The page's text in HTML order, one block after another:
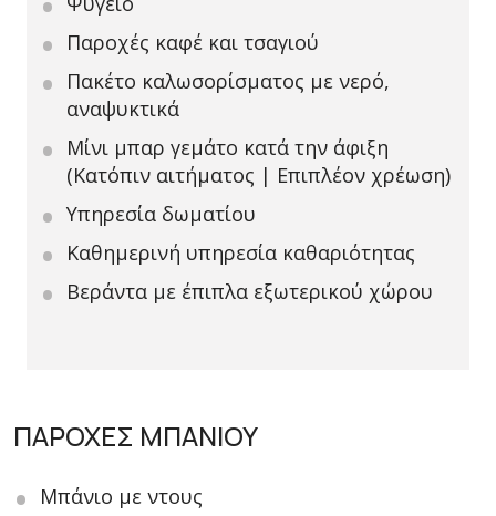
Παροχές καφέ και τσαγιού
Πακέτο καλωσορίσματος με νερό,
αναψυκτικά
Μίνι μπαρ γεμάτο κατά την άφιξη
(Κατόπιν αιτήματος | Επιπλέον χρέωση)
Υπηρεσία δωματίου
Καθημερινή υπηρεσία καθαριότητας
Βεράντα με έπιπλα εξωτερικού χώρου
ΠΑΡΟΧΕΣ ΜΠΑΝΙΟΥ
Μπάνιο με ντους